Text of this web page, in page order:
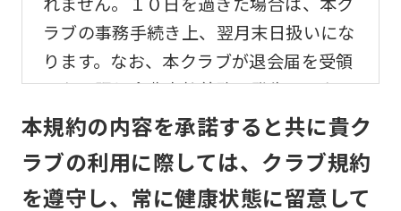
ラブの事務手続き上、翌月末日扱いにな
ります。なお、本クラブが退会届を受領
しない限り会費支払義務は発生するもの
とします。
変更事項
本規約の内容を承諾すると共に貴ク
ラブの利用に際しては、クラブ規約
を遵守し、常に健康状態に留意して
However,
if
you
an
automatic
translation